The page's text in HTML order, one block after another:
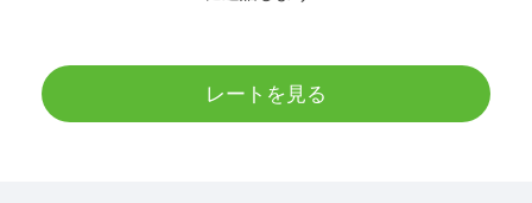
レートを見る